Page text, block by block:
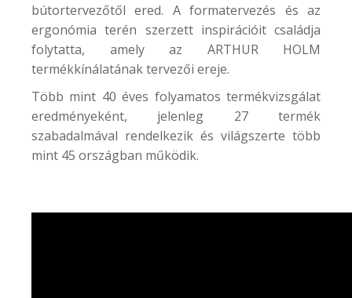
bútortervezőtől ered. A formatervezés és az
ergonómia terén szerzett inspirációit családja
folytatta, amely az ARTHUR HOLM
termékkínálatának tervezői ereje.
Több mint 40 éves folyamatos termékvizsgálat
eredményeként, jelenleg 27 termék
szabadalmával rendelkezik és világszerte több
mint 45 országban működik.